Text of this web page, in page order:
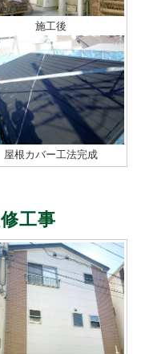
施工後
屋根カバー工法完成
工事